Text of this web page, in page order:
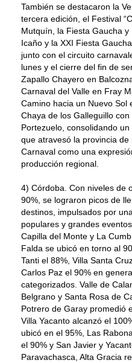
También se destacaron la
tercera edición, el Festival
Mutquín, la Fiesta Gaucha
Icaño y la XXI Fiesta
junto con el circuito
lunes y el cierre del fin de
Zapallo Chayero en
Carnaval del Valle en Fray
Camino hacia un Nuevo Sol
Chaya de los Galleguillo
Portezuelo, consolidando
que atravesó la provincia
Carnaval como una
producción regional.
4) Córdoba. Con niveles de
90%, se lograron picos de
destinos, impulsados por
populares y grandes
Capilla del Monte y La
Falda se ubicó en torno al
Tanti el 88%, Villa Santa
Carlos Paz el 90% en
categorizados. Valle de
Belgrano y Santa Rosa de
Potrero de Garay promedió
Villa Yacanto alcanzó el
ubicó en el 95%, Las
el 90% y San Javier y
Paravachasca, Alta Gracia